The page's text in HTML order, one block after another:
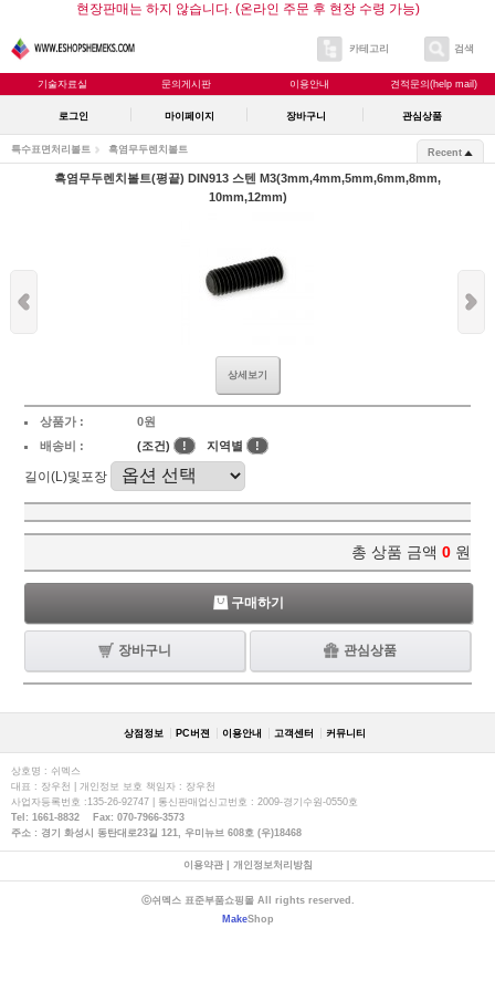
현장판매는 하지 않습니다. (온라인 주문 후 현장 수령 가능)
카테고리 검색
기술자료실 문의게시판 이용안내 견적문의(help mail)
로그인 마이페이지 장바구니 관심상품
특수표면처리볼트 흑염무두렌치볼트 Recent
흑염무두렌치볼트(평끝) DIN913 스텐 M3(3mm,4mm,5mm,6mm,8mm,
10mm,12mm)
상세보기
상품가 :
0원
배송비 :
(조건) ! 지역별 !
길이(L)및포장
총 상품 금액 0 원
구매하기
장바구니 관심상품
상점정보 PC버젼 이용안내 고객센터 커뮤니티
상호명 : 쉬멕스
대표 : 장우천 | 개인정보 보호 책임자 : 장우천
사업자등록번호 :135-26-92747 | 통신판매업신고번호 : 2009-경기수원-0550호
Tel: 1661-8832 Fax: 070-7966-3573
주소 : 경기 화성시 동탄대로23길 121, 우미뉴브 608호 (우)18468
이용약관| 개인정보처리방침
ⓒ쉬멕스 표준부품쇼핑몰 All rights reserved.
MakeShop